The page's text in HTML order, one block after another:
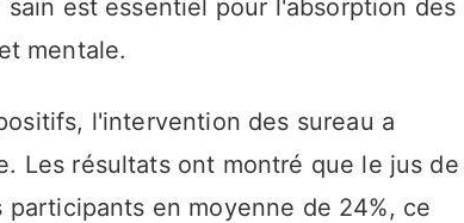
est essentiel pour l'absorption des
mentale.
l'intervention des sureau a
Les résultats ont montré que le jus de
en moyenne de 24%, ce